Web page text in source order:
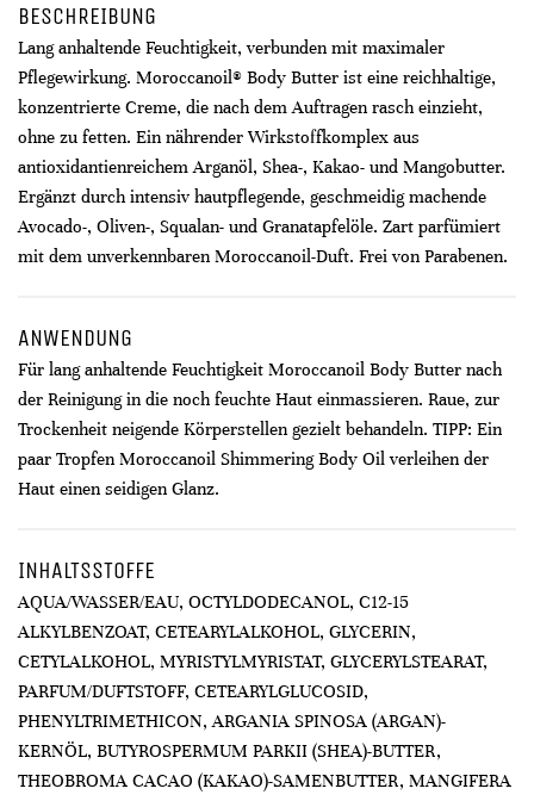
BESCHREIBUNG
Lang anhaltende Feuchtigkeit, verbunden mit maximaler
Pflegewirkung. Moroccanoil® Body Butter ist eine reichhaltige,
konzentrierte Creme, die nach dem Auftragen rasch einzieht,
ohne zu fetten. Ein nährender Wirkstoffkomplex aus
antioxidantienreichem Arganöl, Shea-, Kakao- und Mangobutter.
Ergänzt durch intensiv hautpflegende, geschmeidig machende
Avocado-, Oliven-, Squalan- und Granatapfelöle. Zart parfümiert
mit dem unverkennbaren Moroccanoil-Duft. Frei von Parabenen.
ANWENDUNG
Für lang anhaltende Feuchtigkeit Moroccanoil Body Butter nach
der Reinigung in die noch feuchte Haut einmassieren. Raue, zur
Trockenheit neigende Körperstellen gezielt behandeln. TIPP: Ein
paar Tropfen Moroccanoil Shimmering Body Oil verleihen der
Haut einen seidigen Glanz.
INHALTSSTOFFE
AQUA/WASSER/EAU, OCTYLDODECANOL, C12-15
ALKYLBENZOAT, CETEARYLALKOHOL, GLYCERIN,
CETYLALKOHOL, MYRISTYLMYRISTAT, GLYCERYLSTEARAT,
PARFUM/DUFTSTOFF, CETEARYLGLUCOSID,
PHENYLTRIMETHICON, ARGANIA SPINOSA (ARGAN)-
KERNÖL, BUTYROSPERMUM PARKII (SHEA)-BUTTER,
THEOBROMA CACAO (KAKAO)-SAMENBUTTER, MANGIFERA